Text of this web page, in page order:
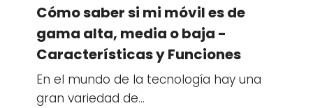
Cómo saber si mi móvil es de
gama alta, media o baja -
Características y Funciones
En el mundo de la tecnología hay una
gran variedad de…